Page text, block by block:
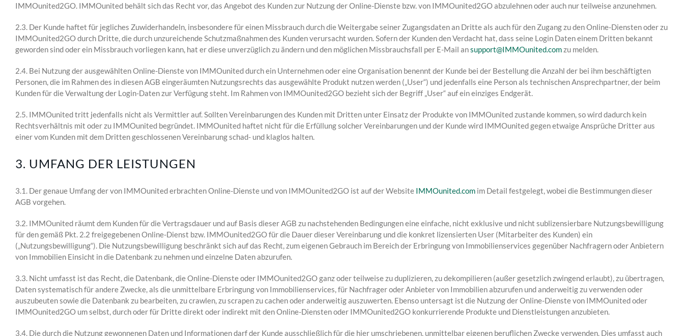
IMMOunited2GO. IMMOunited behält sich das Recht vor, das Angebot des Kunden zur Nutzung der Online-Dienste bzw. von IMMOunited2GO abzulehnen oder auch nur teilweise anzunehmen.
2.3. Der Kunde haftet für jegliches Zuwiderhandeln, insbesondere für einen Missbrauch durch die Weitergabe seiner Zugangsdaten an Dritte als auch für den Zugang zu den Online-Diensten oder zu
IMMOunited2GO durch Dritte, die durch unzureichende Schutzmaßnahmen des Kunden verursacht wurden. Sofern der Kunden den Verdacht hat, dass seine Login Daten einem Dritten bekannt
geworden sind oder ein Missbrauch vorliegen kann, hat er diese unverzüglich zu ändern und den möglichen Missbrauchsfall per E-Mail ansupport@IMMOunited.comzu melden.
2.4. Bei Nutzung der ausgewählten Online-Dienste von IMMOunited durch ein Unternehmen oder eine Organisation benennt der Kunde bei der Bestellung die Anzahl der bei ihm beschäftigten
Personen, die im Rahmen des in diesen AGB eingeräumten Nutzungsrechts das ausgewählte Produkt nutzen werden („User“) und jedenfalls eine Person als technischen Ansprechpartner, der beim
Kunden für die Verwaltung der Login-Daten zur Verfügung steht. Im Rahmen von IMMOunited2GO bezieht sich der Begriff „User“ auf ein einziges Endgerät.
2.5. IMMOunited tritt jedenfalls nicht als Vermittler auf. Sollten Vereinbarungen des Kunden mit Dritten unter Einsatz der Produkte von IMMOunited zustande kommen, so wird dadurch kein
Rechtsverhältnis mit oder zu IMMOunited begründet. IMMOunited haftet nicht für die Erfüllung solcher Vereinbarungen und der Kunde wird IMMOunited gegen etwaige Ansprüche Dritter aus
einer vom Kunden mit dem Dritten geschlossenen Vereinbarung schad- und klaglos halten.
3. UMFANG DER LEISTUNGEN
3.1. Der genaue Umfang der von IMMOunited erbrachten Online-Dienste und von IMMOunited2GO ist auf der Website IMMOunited.com im Detail festgelegt, wobei die Bestimmungen dieser
AGB vorgehen.
3.2. IMMOunited räumt dem Kunden für die Vertragsdauer und auf Basis dieser AGB zu nachstehenden Bedingungen eine einfache, nicht exklusive und nicht sublizensierbare Nutzungsbewilligung
für den gemäß Pkt. 2.2 freigegebenen Online-Dienst bzw. IMMOunited2GO für die Dauer dieser Vereinbarung und die konkret lizensierten User (Mitarbeiter des Kunden) ein
(„Nutzungsbewilligung“). Die Nutzungsbewilligung beschränkt sich auf das Recht, zum eigenen Gebrauch im Bereich der Erbringung von Immobilienservices gegenüber Nachfragern oder Anbietern
von Immobilien Einsicht in die Datenbank zu nehmen und einzelne Daten abzurufen.
3.3. Nicht umfasst ist das Recht, die Datenbank, die Online-Dienste oder IMMOunited2GO ganz oder teilweise zu duplizieren, zu dekompilieren (außer gesetzlich zwingend erlaubt), zu übertragen,
Daten systematisch für andere Zwecke, als die unmittelbare Erbringung von Immobilienservices, für Nachfrager oder Anbieter von Immobilien abzurufen und anderweitig zu verwenden oder
auszubeuten sowie die Datenbank zu bearbeiten, zu crawlen, zu scrapen zu cachen oder anderweitig auszuwerten. Ebenso untersagt ist die Nutzung der Online-Dienste von IMMOunited oder
IMMOunited2GO um selbst, durch oder für Dritte direkt oder indirekt mit den Online-Diensten oder IMMOunited2GO konkurrierende Produkte und Dienstleistungen anzubieten.
3.4. Die durch die Nutzung gewonnenen Daten und Informationen darf der Kunde ausschließlich für die hier umschriebenen, unmittelbar eigenen beruflichen Zwecke verwenden. Dies umfasst auch